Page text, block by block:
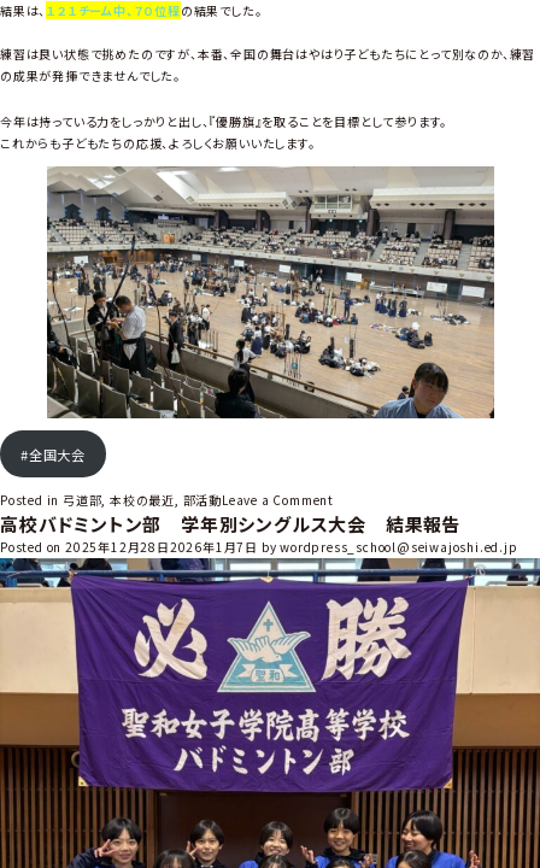
結果は、 １２１チーム中、７０位程の結果でした。
練習は良い状態で挑めたのですが、本番、全国の舞台はやはり子どもたちにとって別なのか、練習
の成果が発揮できませんでした。
今年は持っている力をしっかりと出し、『優勝旗』を取ることを目標として参ります。
これからも子どもたちの応援、よろしくお願いいたします。
#全国大会
Posted in 弓道部,本校の最近, 部活動Leave a Comment
n
高
校
弓
道
部
第
1
5
回
全
国
私
立
高
高校バドミントン部 学年別シングルス大会 結果報告
Posted on 2025年12月28日2026年1月7日 bywordpress_school@seiwajoshi.ed.jp